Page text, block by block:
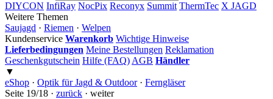
DIYCON InfiRay NocPix Reconyx Summit ThermTec X JAGD
Weitere Themen
Saujagd · Riemen · Welpen
Kundenservice Warenkorb Wichtige Hinweise
Lieferbedingungen Meine Bestellungen Reklamation
Geschenkgutschein Hilfe (FAQ) AGB Händler
▼
eShop · Optik für Jagd & Outdoor· Ferngläser
Seite 19/18 · zurück · weiter